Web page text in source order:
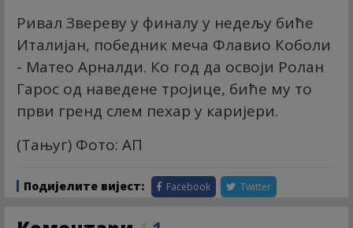
Ривал Звереву у финалу у недељу биће
Италијан, победник меча Флавио Коболи
- Матео Арналди. Ко год да освоји Ролан
Гарос од наведене тројице, биће му то
први гренд слем пехар у каријери.
(Тањуг) Фото: АП
Подијелите вијест: Facebook Twitter